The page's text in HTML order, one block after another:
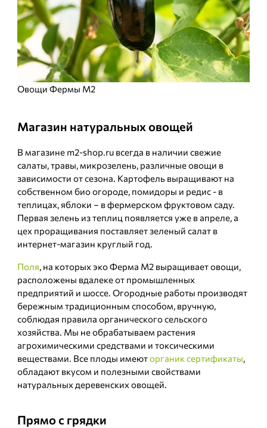
Овощи Фермы М2
Магазин натуральных овощей
В магазине m2-shop.ru всегда в наличии свежие
салаты, травы, микрозелень, различные овощи в
зависимости от сезона. Картофель выращивают на
собственном био огороде, помидоры и редис - в
теплицах, яблоки – в фермерском фруктовом саду.
Первая зелень из теплиц появляется уже в апреле, а
цех проращивания поставляет зеленый салат в
интернет-магазин круглый год.
Поля, на которых эко Ферма М2 выращивает овощи,
расположены вдалеке от промышленных
предприятий и шоссе. Огородные работы производят
бережным традиционным способом, вручную,
соблюдая правила органического сельского
хозяйства. Мы не обрабатываем растения
агрохимическими средствами и токсическими
веществами. Все плоды имеюторганик сертификаты,
обладают вкусом и полезными свойствами
натуральных деревенских овощей.
Прямо с грядки